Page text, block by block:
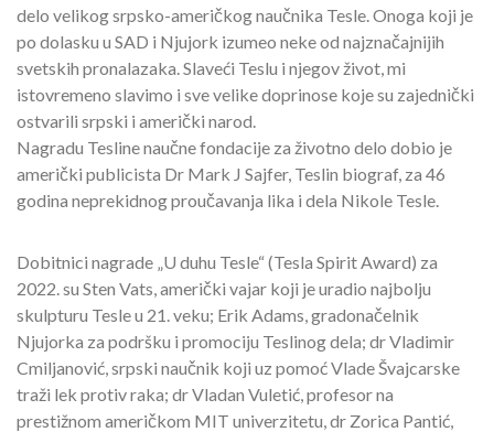
delo velikog srpsko-američkog naučnika Tesle. Onoga koji je
po dolasku u SAD i Njujork izumeo neke od najznačajnijih
svetskih pronalazaka. Slaveći Teslu i njegov život, mi
istovremeno slavimo i sve velike doprinose koje su zajednički
ostvarili srpski i američki narod.
Nagradu Tesline naučne fondacije za životno delo dobio je
američki publicista Dr Mark J Sajfer, Teslin biograf, za 46
godina neprekidnog proučavanja lika i dela Nikole Tesle.
Dobitnici nagrade „U duhu Tesle“ (Tesla Spirit Award) za
2022. su Sten Vats, američki vajar koji je uradio najbolju
skulpturu Tesle u 21. veku; Erik Adams, gradonačelnik
Njujorka za podršku i promociju Teslinog dela; dr Vladimir
Cmiljanović, srpski naučnik koji uz pomoć Vlade Švajcarske
traži lek protiv raka; dr Vladan Vuletić, profesor na
prestižnom američkom MIT univerzitetu, dr Zorica Pantić,